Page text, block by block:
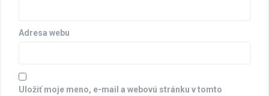
Adresa webu
Uložiť moje meno, e-mail a webovú stránku v tomto